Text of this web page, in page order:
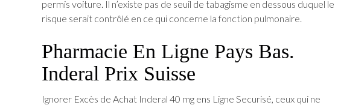
permis voiture. Il n’existe pas de seuil de tabagisme en dessous duquel le
risque serait contrôlé en ce qui concerne la fonction pulmonaire.
Pharmacie En Ligne Pays Bas.
Inderal Prix Suisse
Ignorer Excès de Achat Inderal 40 mg ens Ligne Securisé, ceux qui ne